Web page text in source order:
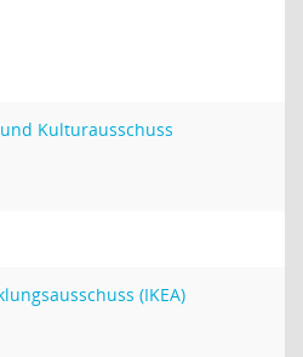
Kulturausschuss
(IKEA)